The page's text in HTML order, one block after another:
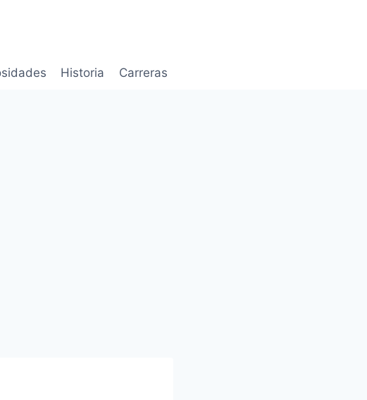
Historia Carreras